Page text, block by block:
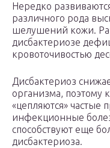
Нередко
различного рода
шелушений кожи.
дисбактериозе
кровоточивостью
Дисбактериоз
организма, поэтому
«цепляются» частые
инфекционные
способствуют еще
дисбактериоза.